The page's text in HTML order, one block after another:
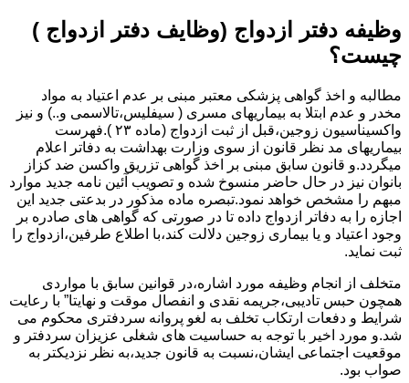
وظیفه دفتر ازدواج (وظایف دفتر ازدواج )
چیست؟
مطالبه و اخذ گواهی پزشکی معتبر مبنی بر عدم اعتیاد به مواد
مخدر و عدم ابتلا به بیماریهای مسری ( سیفلیس،تالاسمی و..) و نیز
واکسیناسیون زوجین،قبل از ثبت ازدواج (ماده ۲۳ ).فهرست
بیماریهای مد نظر قانون از سوی وزارت بهداشت به دفاتر اعلام
میگردد.و قانون سابق مبنی بر اخذ گواهی تزریق واکسن ضد کزاز
بانوان نیز در حال حاضر منسوخ شده و تصویب آئین نامه جدید موارد
مبهم را مشخص خواهد نمود.تبصره ماده مذکور در بدعتی جدید این
اجازه را به دفاتر ازدواج داده تا در صورتی که گواهی های صادره بر
وجود اعتیاد و یا بیماری زوجین دلالت کند،با اطلاع طرفین،ازدواج را
ثبت نماید.
متخلف از انجام وظیفه مورد اشاره،در قوانین سابق با مواردی
همچون حبس تادیبی،جریمه نقدی و انفصال موقت و نهایتا” با رعایت
شرایط و دفعات ارتکاب تخلف به لغو پروانه سردفتری محکوم می
شد.و مورد اخیر با توجه به حساسیت های شغلی عزیزان سردفتر و
موقعیت اجتماعی ایشان،نسبت به قانون جدید،به نظر نزدیکتر به
صواب بود.